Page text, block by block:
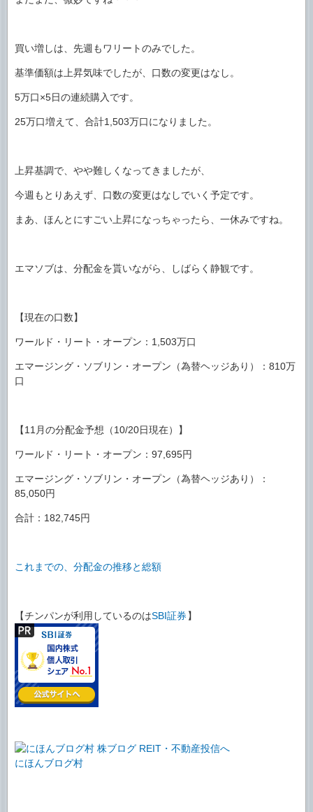
買い増しは、先週もワリートのみでした。
基準価額は上昇気味でしたが、口数の変更はなし。
5万口×5日の連続購入です。
25万口増えて、合計1,503万口になりました。
上昇基調で、やや難しくなってきましたが、
今週もとりあえず、口数の変更はなしでいく予定です。
まあ、ほんとにすごい上昇になっちゃったら、一休みですね。
エマソブは、分配金を貰いながら、しばらく静観です。
【現在の口数】
ワールド・リート・オープン：1,503万口
エマージング・ソブリン・オープン（為替ヘッジあり）：810万
口
【11月の分配金予想（10/20日現在）】
ワールド・リート・オープン：97,695円
エマージング・ソブリン・オープン（為替ヘッジあり）：
85,050円
合計：182,745円
これまでの、分配金の推移と総額
【チンパンが利用しているのはSBI証券 】
にほんブログ村